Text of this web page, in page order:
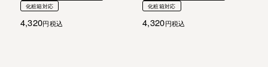
化粧箱対応
4,320 税込
化粧箱対応
4,320 税込